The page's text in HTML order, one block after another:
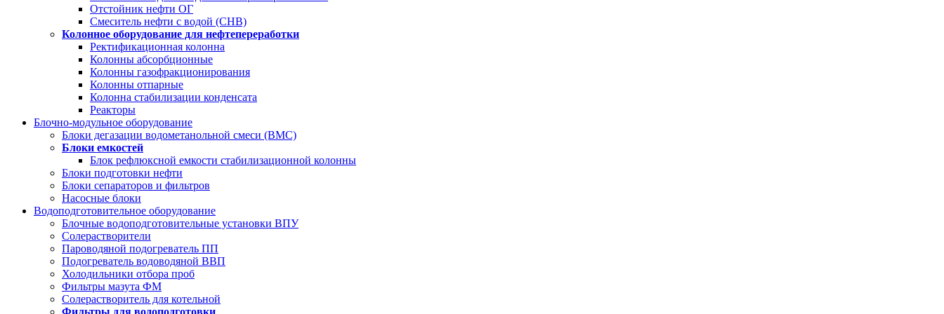
Отстойник нефти ОГ
Смеситель нефти с водой (СНВ)
Колонное оборудование для нефтепереработки
Ректификационная колонна
Колонны абсорбционные
Колонны газофракционирования
Колонны отпарные
Колонна стабилизации конденсата
Реакторы
Блочно-модульное оборудование
Блоки дегазации водометанольной смеси (BMC)
Блоки емкостей
Блок рефлюксной емкости стабилизационной колонны
Блоки подготовки нефти
Блоки сепараторов и фильтров
Насосные блоки
Водоподготовительное оборудование
Блочные водоподготовительные установки ВПУ
Солерастворители
Пароводяной подогреватель ПП
Подогреватель водоводяной ВВП
Холодильники отбора проб
Фильтры мазута ФМ
Солерастворитель для котельной
Фильтры для водоподготовки